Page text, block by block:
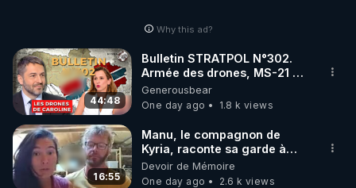
Why this ad?
44:48
Bulletin STRATPOL N°302.
Armée des drones, MS-21 en
série, missiles coréens.
07.08.2026.
Generousbear
One day ago
1.8 k views
16:55
Manu, le compagnon de
Kyria, raconte sa garde à
vue musclée. PARTAGEZ!
Devoir de Mémoire
One day ago
2.6 k views